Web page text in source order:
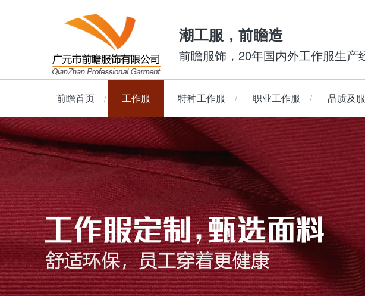
潮工服，前瞻造
前瞻服饰，20年国内外工作服生产
前瞻首页 工作服
长袖套装 短袖套装 长袖夹克 短袖夹克 工装
特种工作服
防静电工作服 阻燃工作服 防酸碱工作服 防寒保暖
职业工作服
Polo衫 T恤 衬衣 西装 校服
品质及